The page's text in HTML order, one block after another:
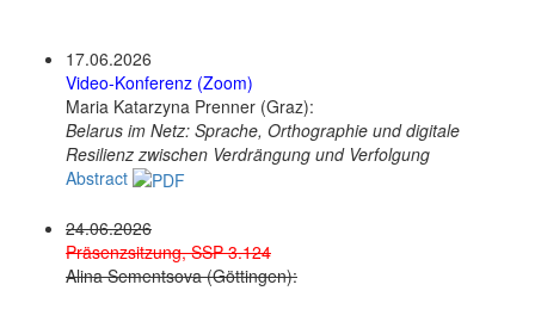
17.06.2026
Video-Konferenz (Zoom)
Maria Katarzyna Prenner (Graz):
Belarus im Netz: Sprache, Orthographie und digitale
Resilienz zwischen Verdrängung und Verfolgung
Abstract
24.06.2026
Präsenzsitzung, SSP 3.124
Alina Sementsova (Göttingen):